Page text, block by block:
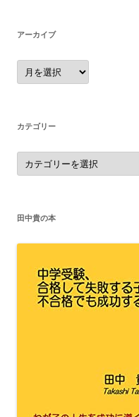
アーカイブ
ア
ー
カ
カテゴリー
カ
テ
ゴ
田中貴の本